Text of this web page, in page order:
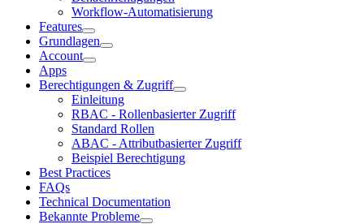
Workflow-Automatisierung
Features
Grundlagen
Account
Apps
Berechtigungen & Zugriff
Einleitung
RBAC - Rollenbasierter Zugriff
Standard Rollen
ABAC - Attributbasierter Zugriff
Beispiel Berechtigung
Best Practices
FAQs
Technical Documentation
Bekannte Probleme